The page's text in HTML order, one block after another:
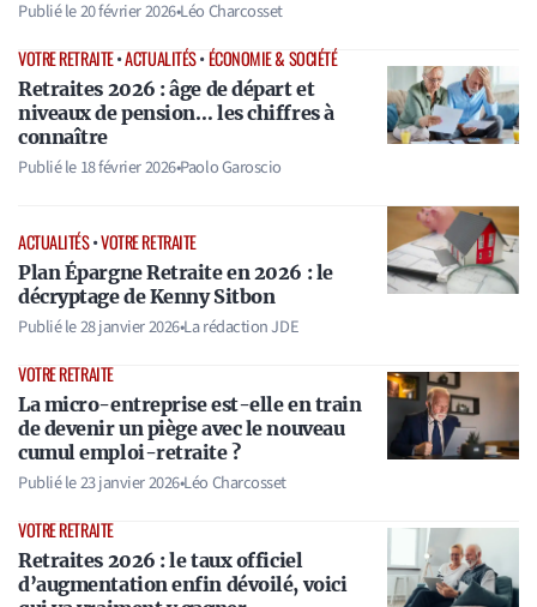
Publié le20 février 2026•Léo Charcosset
VOTRE RETRAITE•ACTUALITÉS•ÉCONOMIE & SOCIÉTÉ
Retraites 2026 : âge de départ et
niveaux de pension… les chiffres à
connaître
Publié le18 février 2026•Paolo Garoscio
ACTUALITÉS•VOTRE RETRAITE
Plan Épargne Retraite en 2026 : le
décryptage de Kenny Sitbon
Publié le28 janvier 2026•La rédaction JDE
VOTRE RETRAITE
La micro-entreprise est-elle en train
de devenir un piège avec le nouveau
cumul emploi-retraite ?
Publié le23 janvier 2026•Léo Charcosset
VOTRE RETRAITE
Retraites 2026 : le taux officiel
d’augmentation enfin dévoilé, voici